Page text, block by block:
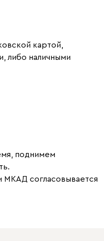
картой,
либо наличными
поднимем
МКАД согласовывается